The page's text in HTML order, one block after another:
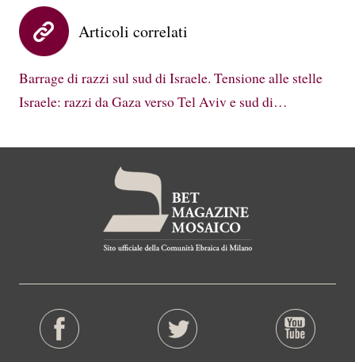
Articoli correlati
Barrage di razzi sul sud di Israele. Tensione alle stelle
Israele: razzi da Gaza verso Tel Aviv e sud di…